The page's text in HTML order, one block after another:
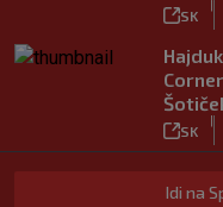
SK
SK
Idi na